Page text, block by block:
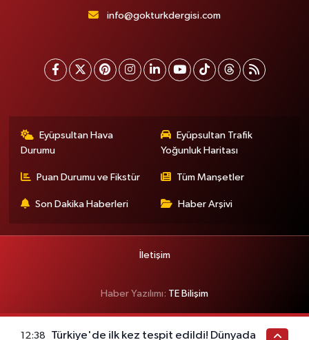
info@gokturkdergisi.com
Eyüpsultan Hava
Durumu
Eyüpsultan Trafik
Yoğunluk Haritası
Puan Durumu ve Fikstür Tüm Manşetler
Son Dakika Haberleri Haber Arşivi
İletişim
Haber Yazılımı: TE Bilişim
12:38 Türkiye'de ilk kez tespit edildi! Dünyada